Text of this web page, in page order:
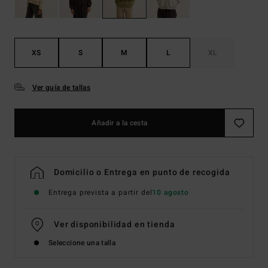
XS S M L XL
Ver guía de tallas
Añadir a la cesta
Domicilio o Entrega en punto de recogida
Entrega prevista a partir del10 agosto
Ver disponibilidad en tienda
Seleccione una talla